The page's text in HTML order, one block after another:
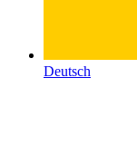
Deutsch